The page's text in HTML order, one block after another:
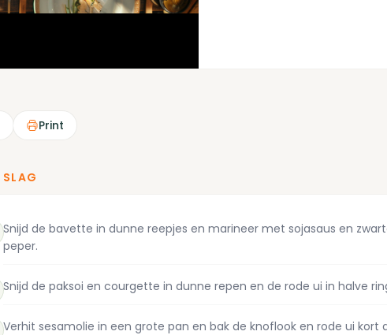
Print
Snijd de bavette in dunne reepjes en marineer met sojasaus en
peper.
Snijd de paksoi en courgette in dunne repen en de rode ui in halve
Verhit sesamolie in een grote pan en bak de knoflook en rode ui kort